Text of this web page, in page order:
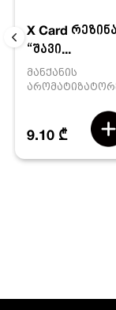
X Card რეზინა
“შავი...
მანქანის
9.10 ₾